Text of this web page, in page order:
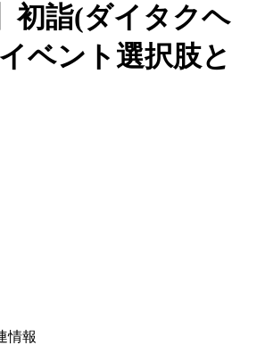
初詣(ダイタクヘ
ベント選択肢と
情報